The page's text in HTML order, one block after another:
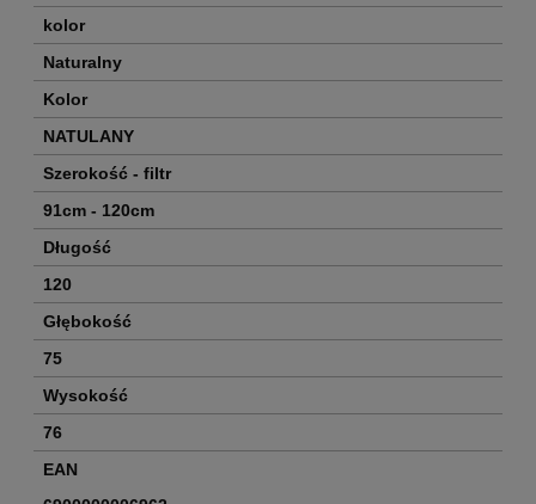
kolor
Naturalny
Kolor
NATULANY
Szerokość - filtr
91cm - 120cm
Długość
120
Głębokość
75
Wysokość
76
EAN